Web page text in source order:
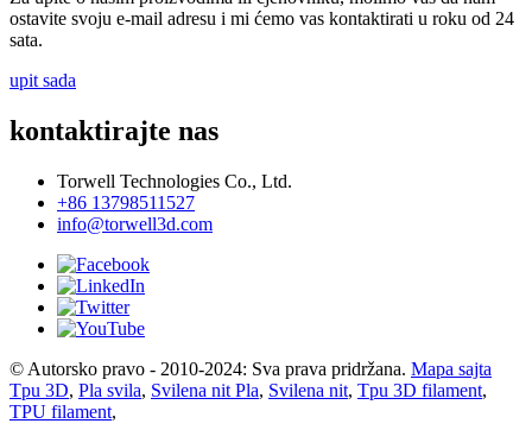
ostavite svoju e-mail adresu i mi ćemo vas kontaktirati u roku od 24
sata.
upit sada
kontaktirajte nas
Torwell Technologies Co., Ltd.
+86 13798511527
info@torwell3d.com
© Autorsko pravo - 2010-2024: Sva prava pridržana. Mapa sajta
Tpu 3D, Pla svila, Svilena nit Pla, Svilena nit, Tpu 3D filament,
TPU filament,